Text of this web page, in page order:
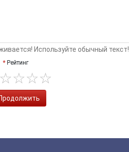
Используйте обычный текст!
Рейтинг